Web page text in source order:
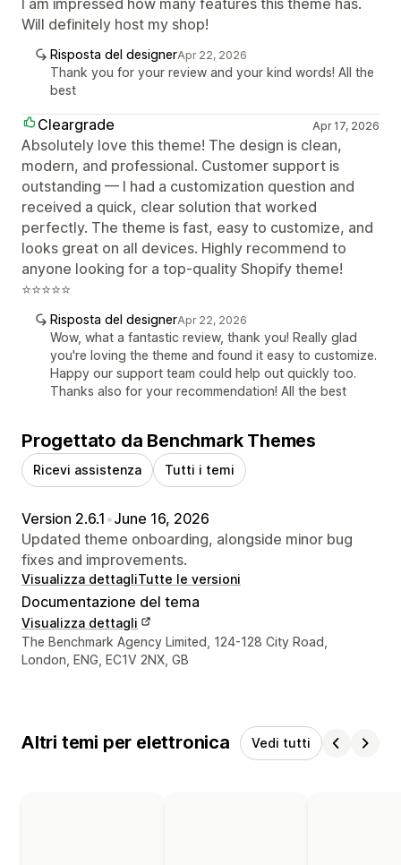
Will definitely host my shop!
Risposta del designerApr 22, 2026
Thank you for your review and your kind words! All the
best
Cleargrade Apr 17, 2026
Absolutely love this theme! The design is clean,
modern, and professional. Customer support is
outstanding — I had a customization question and
received a quick, clear solution that worked
perfectly. The theme is fast, easy to customize, and
looks great on all devices. Highly recommend to
anyone looking for a top-quality Shopify theme!
⭐⭐⭐⭐⭐
Risposta del designerApr 22, 2026
Wow, what a fantastic review, thank you! Really glad
you're loving the theme and found it easy to customize.
Happy our support team could help out quickly too.
Thanks also for your recommendation! All the best
Progettato da Benchmark Themes
Ricevi assistenza Tutti i temi
Version 2.6.1 •June 16, 2026
Updated theme onboarding, alongside minor bug
fixes and improvements.
Visualizza dettagliTutte le versioni
Documentazione del tema
Visualizza dettagli
Recapiti del designer
The Benchmark Agency Limited, 124-128 City Road,
London, ENG, EC1V 2NX, GB
Altri temi per elettronica Vedi tutti